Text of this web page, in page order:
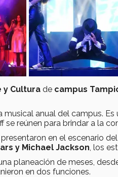
y Cultura de campus
musical anual del campus.
se reúnen para brindar a la
en el escenario
y Michael Jackson , los
planeación de meses,
en dos funciones.